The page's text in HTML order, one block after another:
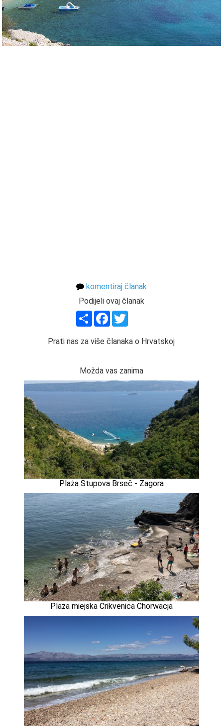
komentiraj članak
Podijeli ovaj članak
ShareFacebook
Prati nas za više članaka o Hrvatskoj
Možda vas zanima
Plaża Stupova Brseč - Zagora
Plaża miejska Crikvenica Chorwacja